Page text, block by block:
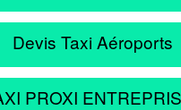
Devis Taxi Aéroports
PROXI